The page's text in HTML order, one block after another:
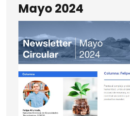
Mayo 2024